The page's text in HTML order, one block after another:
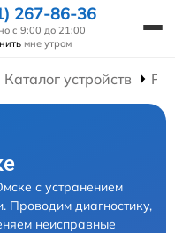
267-86-36
с 9:00 до 21:00
мне утром
Каталог устройств
с устранением
Проводим диагностику,
неисправные